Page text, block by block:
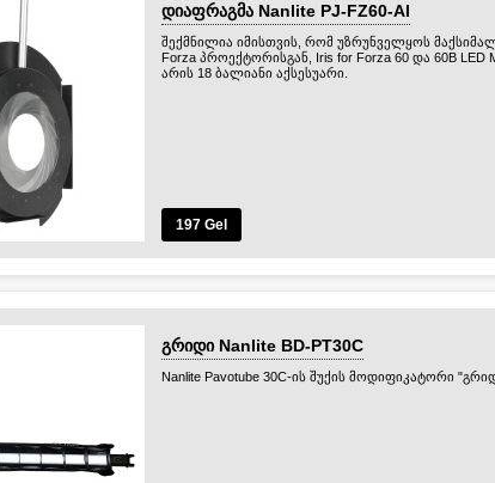
დიაფრაგმა Nanlite PJ-FZ60-AI
შექმნილია იმისთვის, რომ უზრუნველყოს
Forza პროექტორისგან, Iris for Forza 60 და 60B LED
არის 18 ბალიანი აქსესუარი.
197 Gel
გრიდი Nanlite BD-PT30C
Nanlite Pavotube 30C-ის შუქის მოდიფიკატორი